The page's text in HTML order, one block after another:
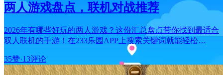
两人游戏盘点，联机对战推荐
2026年有哪些好玩的两人游戏？这份汇总盘点带你找到最适合
双人联机的手游！在233乐园APP上搜索关键词就能轻松…
35赞·13评论